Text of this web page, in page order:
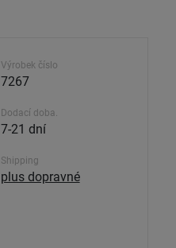
Výrobek číslo
7267
Dodací doba.
7-21 dní
Shipping
plus dopravné